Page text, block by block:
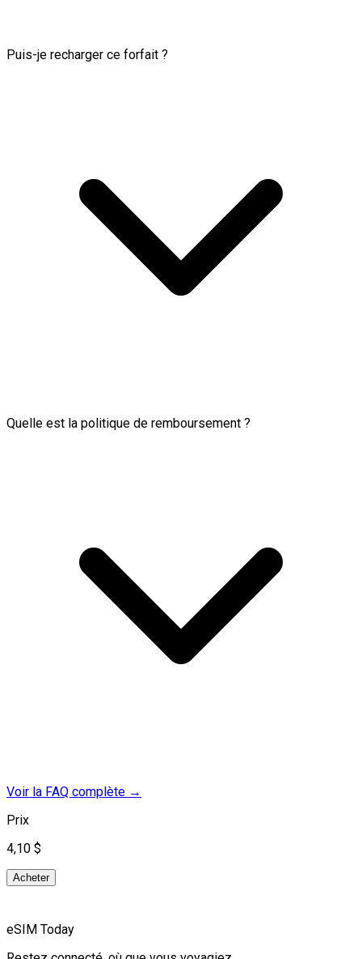
Puis-je recharger ce forfait ?
Quelle est la politique de remboursement ?
Voir la FAQ complète →
Prix
4,10 $
Acheter
eSIM Today